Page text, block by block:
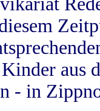
aus
- in